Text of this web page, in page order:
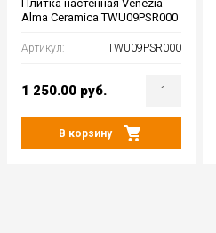
Плитка настенная Venezia
Alma Ceramica TWU09PSR000
Артикул: TWU09PSR000
1 250.00 руб.
В корзину